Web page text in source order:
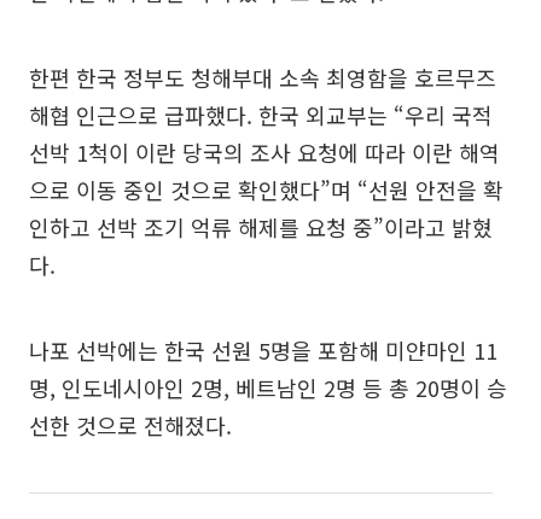
한편 한국 정부도 청해부대 소속 최영함을 호르무즈
해협 인근으로 급파했다. 한국 외교부는 “우리 국적
선박 1척이 이란 당국의 조사 요청에 따라 이란 해역
으로 이동 중인 것으로 확인했다”며 “선원 안전을 확
인하고 선박 조기 억류 해제를 요청 중”이라고 밝혔
다.
나포 선박에는 한국 선원 5명을 포함해 미얀마인 11
명, 인도네시아인 2명, 베트남인 2명 등 총 20명이 승
선한 것으로 전해졌다.